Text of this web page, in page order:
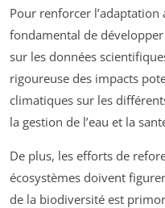
Pour renforcer
fondamental de
sur les données
rigoureuse des impacts
climatiques sur les
la gestion de l’eau et la
De plus, les efforts de
écosystèmes doivent
de la biodiversité est